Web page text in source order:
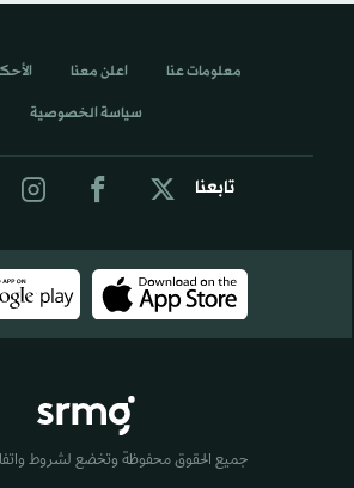
تابعنا
معلومات عنا اعلن معنا
سياسة الخصوصية
جميع الحقوق محفوظة وتخضع لشروط